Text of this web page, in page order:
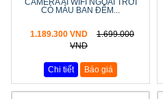
CAMERA AI WIFI NGOÀI TRỜI
CÓ MÀU BAN ĐÊM...
1.189.300 VND
1.699.000
VND
Chi tiết Báo giá